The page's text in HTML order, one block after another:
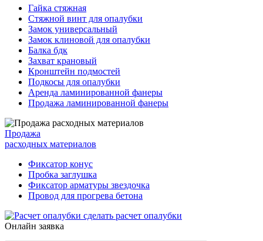
Гайка стяжная
Стяжной винт для опалубки
Замок универсальный
Замок клиновой для опалубки
Балка бдк
Захват крановый
Кронштейн подмостей
Подкосы для опалубки
Аренда ламинированной фанеры
Продажа ламинированной фанеры
Продажа
расходных материалов
Фиксатор конус
Пробка заглушка
Фиксатор арматуры звездочка
Провод для прогрева бетона
сделать расчет опалубки
Онлайн заявка